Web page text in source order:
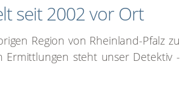
seit 2002 vor Ort
Regi­on von Rhein­land-Pfalz zu
Ermitt­lun­gen steht unser Detek­tiv -